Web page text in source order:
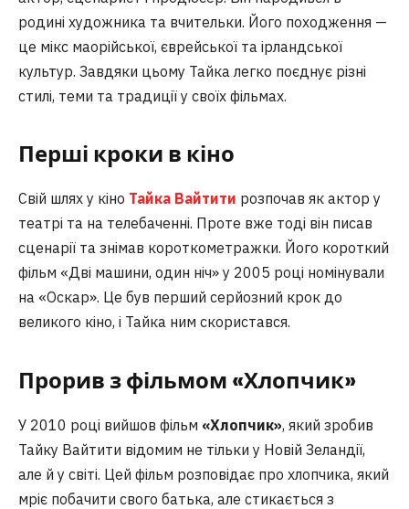
родині художника та вчительки. Його походження —
це мікс маорійської, єврейської та ірландської
культур. Завдяки цьому Тайка легко поєднує різні
стилі, теми та традиції у своїх фільмах.
Перші кроки в кіно
Свій шлях у кіно Тайка Вайтити розпочав як актор у
театрі та на телебаченні. Проте вже тоді він писав
сценарії та знімав короткометражки. Його короткий
фільм «Дві машини, один ніч» у 2005 році номінували
на «Оскар». Це був перший серйозний крок до
великого кіно, і Тайка ним скористався.
Прорив з фільмом «Хлопчик»
У 2010 році вийшов фільм «Хлопчик», який зробив
Тайку Вайтити відомим не тільки у Новій Зеландії,
але й у світі. Цей фільм розповідає про хлопчика, який
мріє побачити свого батька, але стикається з